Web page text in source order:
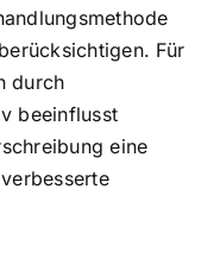
Für
durch
beeinflusst
eine